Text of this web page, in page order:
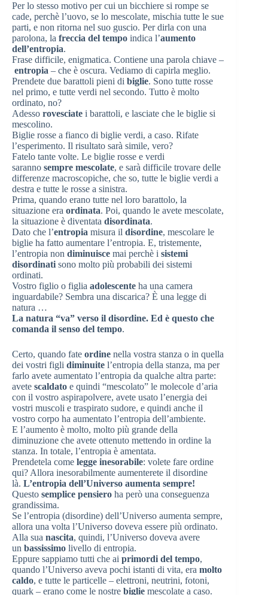
Per lo stesso motivo per cui un bicchiere si rompe se
cade, perchè l’uovo, se lo mescolate, mischia tutte le sue
parti, e non ritorna nel suo guscio. Per dirla con una
parolona, la freccia del tempo indica l’aumento
dell’entropia.
Frase difficile, enigmatica. Contiene una parola chiave –
entropia – che è oscura. Vediamo di capirla meglio.
Prendete due barattoli pieni di biglie. Sono tutte rosse
nel primo, e tutte verdi nel secondo. Tutto è molto
ordinato, no?
Adesso rovesciate i barattoli, e lasciate che le biglie si
mescolino.
Biglie rosse a fianco di biglie verdi, a caso. Rifate
l’esperimento. Il risultato sarà simile, vero?
Fatelo tante volte. Le biglie rosse e verdi
saranno sempre mescolate, e sarà difficile trovare delle
differenze macroscopiche, che so, tutte le biglie verdi a
destra e tutte le rosse a sinistra.
Prima, quando erano tutte nel loro barattolo, la
situazione era ordinata. Poi, quando le avete mescolate,
la situazione è diventata disordinata.
Dato che l’entropia misura il disordine, mescolare le
biglie ha fatto aumentare l’entropia. E, tristemente,
l’entropia non diminuisce mai perchè i sistemi
disordinati sono molto più probabili dei sistemi
ordinati.
Vostro figlio o figlia adolescente ha una camera
inguardabile? Sembra una discarica? È una legge di
natura …
La natura “va” verso il disordine. Ed è questo che
comanda il senso del tempo.
Certo, quando fate ordine nella vostra stanza o in quella
dei vostri figli diminuite l’entropia della stanza, ma per
farlo avete aumentato l’entropia da qualche altra parte:
avete scaldato e quindi “mescolato” le molecole d’aria
con il vostro aspirapolvere, avete usato l’energia dei
vostri muscoli e traspirato sudore, e quindi anche il
vostro corpo ha aumentato l’entropia dell’ambiente.
E l’aumento è molto, molto più grande della
diminuzione che avete ottenuto mettendo in ordine la
stanza. In totale, l’entropia è amentata.
Prendetela come legge inesorabile: volete fare ordine
qui? Allora inesorabilmente aumenterete il disordine
là. L’entropia dell’Universo aumenta sempre!
Questo semplice pensiero ha però una conseguenza
grandissima.
Se l’entropia (disordine) dell’Universo aumenta sempre,
allora una volta l’Universo doveva essere più ordinato.
Alla sua nascita, quindi, l’Universo doveva avere
un bassissimo livello di entropia.
Eppure sappiamo tutti che ai primordi del tempo,
quando l’Universo aveva pochi istanti di vita, era molto
caldo, e tutte le particelle – elettroni, neutrini, fotoni,
quark – erano come le nostre biglie mescolate a caso.